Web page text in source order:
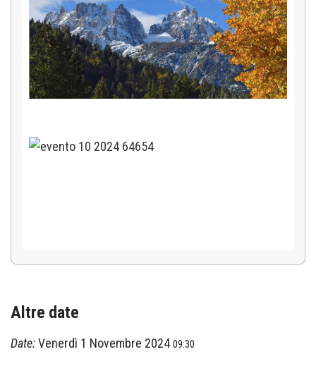
Altre date
Date:Venerdì 1 Novembre 2024 09:30